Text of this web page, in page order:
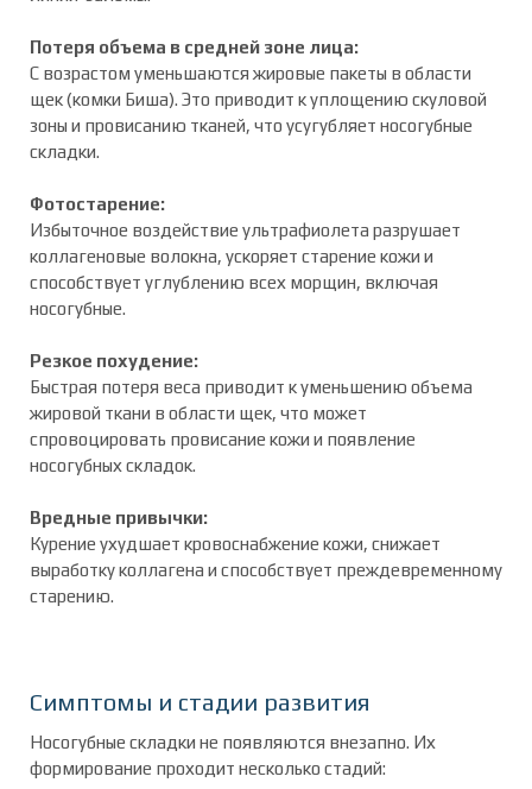
Потеря объема в средней зоне лица:
С возрастом уменьшаются жировые пакеты в области
щек (комки Биша). Это приводит к уплощению скуловой
зоны и провисанию тканей, что усугубляет носогубные
складки.
Фотостарение:
Избыточное воздействие ультрафиолета разрушает
коллагеновые волокна, ускоряет старение кожи и
способствует углублению всех морщин, включая
носогубные.
Резкое похудение:
Быстрая потеря веса приводит к уменьшению объема
жировой ткани в области щек, что может
спровоцировать провисание кожи и появление
носогубных складок.
Вредные привычки:
Курение ухудшает кровоснабжение кожи, снижает
выработку коллагена и способствует преждевременному
старению.
Симптомы и стадии развития
Носогубные складки не появляются внезапно. Их
формирование проходит несколько стадий: